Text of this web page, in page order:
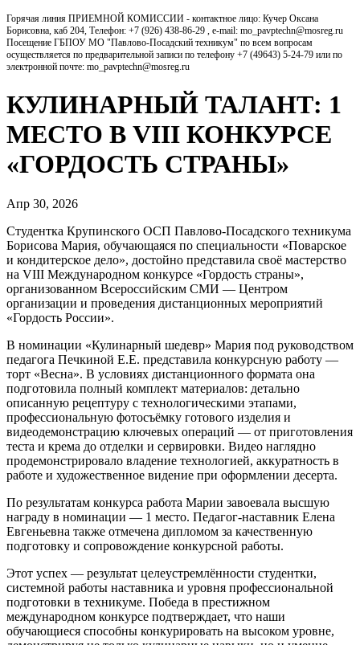
Горячая линия ПРИЕМНОЙ КОМИССИИ - контактное лицо: Кучер Оксана
Борисовна, каб 204, Телефон: +7 (926) 438-86-29 , e-mail: mo_pavptechn@mosreg.ru
Посещение ГБПОУ МО "Павлово-Посадский техникум" по всем вопросам
осуществляется по предварительной записи по телефону +7 (49643) 5-24-79 или по
электронной почте: mo_pavptechn@mosreg.ru
КУЛИНАРНЫЙ ТАЛАНТ: 1
МЕСТО В VIII КОНКУРСЕ
«ГОРДОСТЬ СТРАНЫ»
Апр 30, 2026
Студентка Крупинского ОСП Павлово‑Посадского техникума
Борисова Мария, обучающаяся по специальности «Поварское
и кондитерское дело», достойно представила своё мастерство
на VIII Международном конкурсе «Гордость страны»,
организованном Всероссийским СМИ — Центром
организации и проведения дистанционных мероприятий
«Гордость России».
В номинации «Кулинарный шедевр» Мария под руководством
педагога Печкиной Е.Е. представила конкурсную работу —
торт «Весна». В условиях дистанционного формата она
подготовила полный комплект материалов: детально
описанную рецептуру с технологическими этапами,
профессиональную фотосъёмку готового изделия и
видеодемонстрацию ключевых операций — от приготовления
теста и крема до отделки и сервировки. Видео наглядно
продемонстрировало владение технологией, аккуратность в
работе и художественное видение при оформлении десерта.
По результатам конкурса работа Марии завоевала высшую
награду в номинации — 1 место. Педагог‑наставник Елена
Евгеньевна также отмечена дипломом за качественную
подготовку и сопровождение конкурсной работы.
Этот успех — результат целеустремлённости студентки,
системной работы наставника и уровня профессиональной
подготовки в техникуме. Победа в престижном
международном конкурсе подтверждает, что наши
обучающиеся способны конкурировать на высоком уровне,